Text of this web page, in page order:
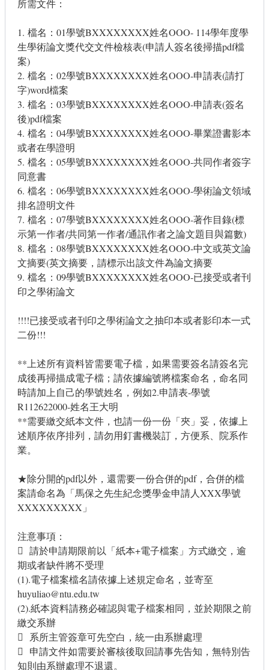
所需文件：
1. 檔名：01學號BXXXXXXXX姓名OOO- 114學年度學
生學術論文獎代交文件檢核表(申請人簽名後掃描pdf檔
案)
2. 檔名：02學號BXXXXXXXX姓名OOO-申請表(請打
字)word檔案
3. 檔名：03學號BXXXXXXXX姓名OOO-申請表(簽名
後)pdf檔案
4. 檔名：04學號BXXXXXXXX姓名OOO-畢業證書影本
或者在學證明
5. 檔名：05學號BXXXXXXXX姓名OOO-共同作者簽字
同意書
6. 檔名：06學號BXXXXXXXX姓名OOO-學術論文領域
排名證明文件
7. 檔名：07學號BXXXXXXXX姓名OOO-著作目錄(標
示第一作者/共同第一作者/通訊作者之論文題目與篇數)
8. 檔名：08學號BXXXXXXXX姓名OOO-中文或英文論
文摘要(英文摘要，請標示出該文件為論文摘要
9. 檔名：09學號BXXXXXXXX姓名OOO-已接受或者刊
印之學術論文
!!!!已接受或者刊印之學術論文之抽印本或者影印本一式
二份!!!
**上述所有資料皆需要電子檔，如果需要簽名請簽名完
成後再掃描成電子檔；請依據編號將檔案命名，命名同
時請加上自己的學號姓名，例如2.申請表-學號
R112622000-姓名王大明
**需要繳交紙本文件，也請一份一份「夾」妥，依據上
述順序依序排列，請勿用釘書機裝訂，方便系、院系作
業。
★除分開的pdf以外，還需要一份合併的pdf，合併的檔
案請命名為「馬保之先生紀念獎學金申請人XXX學號
XXXXXXXXX」
注意事項：
 請於申請期限前以「紙本+電子檔案」方式繳交，逾
期或者缺件將不受理
(1).電子檔案檔名請依據上述規定命名，並寄至
huyuliao@ntu.edu.tw
(2).紙本資料請務必確認與電子檔案相同，並於期限之前
繳交系辦
 系所主管簽章可先空白，統一由系辦處理
 申請文件如需要於審核後取回請事先告知，無特別告
知則由系辦處理不退還。